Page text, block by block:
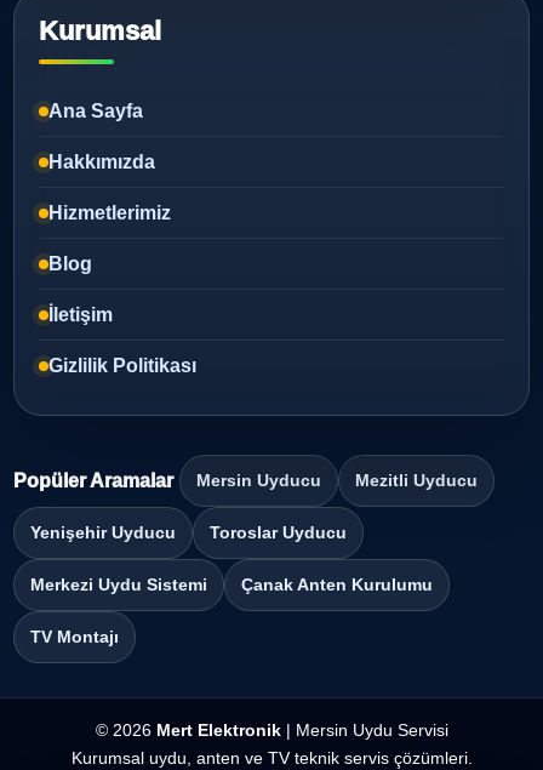
Kurumsal
Ana Sayfa
Hakkımızda
Hizmetlerimiz
Blog
İletişim
Gizlilik Politikası
Popüler Aramalar Mersin Uyducu Mezitli Uyducu
Yenişehir Uyducu Toroslar Uyducu
Merkezi Uydu Sistemi Çanak Anten Kurulumu
TV Montajı
© 2026 Mert Elektronik| Mersin Uydu Servisi
Kurumsal uydu, anten ve TV teknik servis çözümleri.